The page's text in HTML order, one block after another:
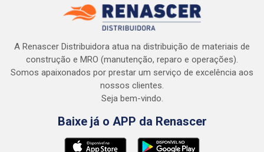
A Renascer Distribuidora atua na distribuição de materiais de
construção e MRO (manutenção, reparo e operações).
Somos apaixonados por prestar um serviço de excelência aos
nossos clientes.
Seja bem-vindo.
Baixe já o APP da Renascer